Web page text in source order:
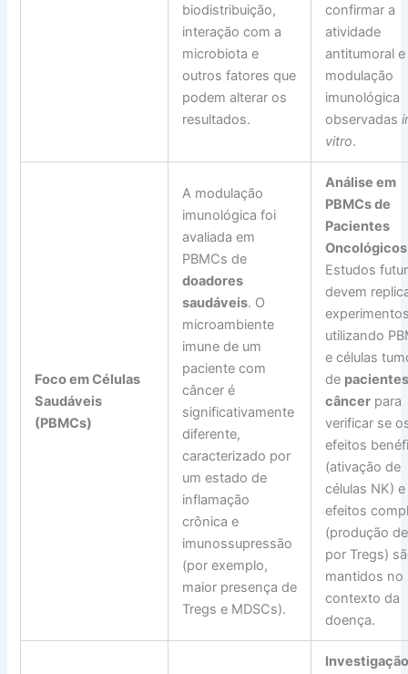
biodistribuição,
interação com a
microbiota e
outros fatores que
podem alterar os
resultados.
confirmar a
atividade
antitumoral e
modulação
imunológica
observadas
vitro.
Foco em Células
Saudáveis
(PBMCs)
A modulação
imunológica foi
avaliada em
PBMCs de
doadores
saudáveis. O
microambiente
imune de um
paciente com
câncer é
significativamente
diferente,
caracterizado por
um estado de
inflamação
crônica e
imunossupressão
(por exemplo,
maior presença de
Tregs e MDSCs).
Análise em
PBMCs de
Pacientes
Estudos
devem
utilizando
e células
de
câncer para
verificar se
efeitos
(ativação de
células NK)
efeitos
(produção
por Tregs)
mantidos no
contexto da
doença.